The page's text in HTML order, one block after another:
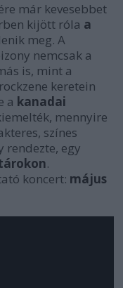
már kevesebbet
kijött róla a
meg. A
nemcsak a
is, mint a
keretein
a kanadai
mennyire
színes
rendezte, egy
.
koncert: május